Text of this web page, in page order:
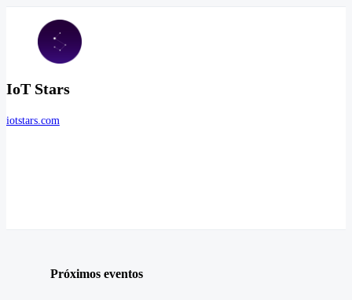
IoT Stars
iotstars.com
Próximos eventos